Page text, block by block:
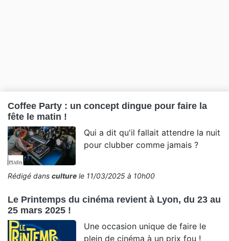
Coffee Party : un concept dingue pour faire la
fête le matin !
Qui a dit qu'il fallait attendre la nuit
pour clubber comme jamais ?
Rédigé dans culture le 11/03/2025 à 10h00
Le Printemps du cinéma revient à Lyon, du 23 au
25 mars 2025 !
Une occasion unique de faire le
plein de cinéma à un prix fou !